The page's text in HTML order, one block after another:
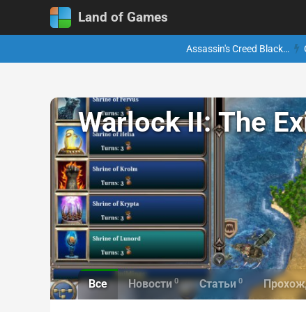
Land of Games
Assassin's Creed Black…
Warlock II: The
Все Новости 0 Статьи 0